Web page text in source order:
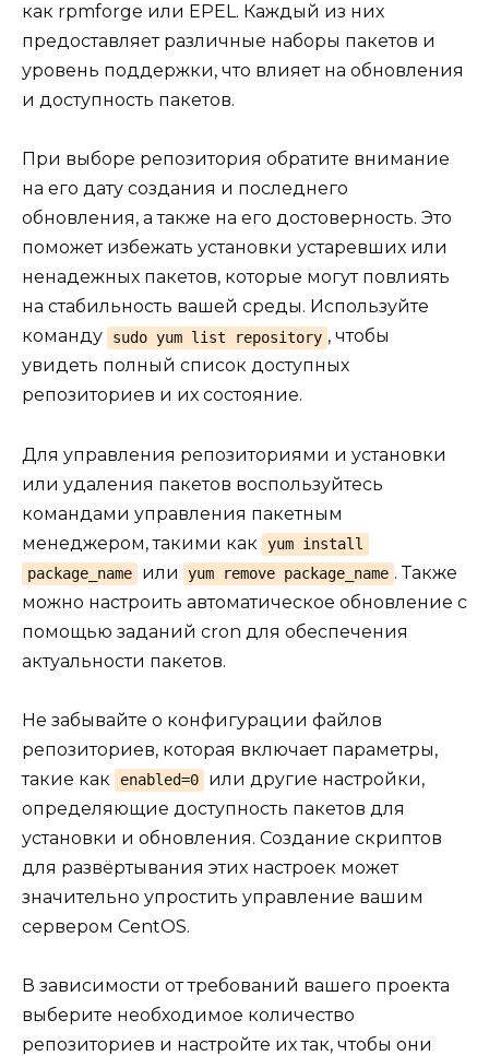
как rpmforge или EPEL. Каждый из них
предоставляет различные наборы пакетов и
уровень поддержки, что влияет на обновления
и доступность пакетов.
При выборе репозитория обратите внимание
на его дату создания и последнего
обновления, а также на его достоверность. Это
поможет избежать установки устаревших или
ненадежных пакетов, которые могут повлиять
на стабильность вашей среды. Используйте
команду
sudo yum list repository , чтобы
увидеть полный список доступных
репозиториев и их состояние.
Для управления репозиториями и установки
или удаления пакетов воспользуйтесь
командами управления пакетным
менеджером, такими как
yum install
package_name
или yum remove package_name . Также
можно настроить автоматическое обновление с
помощью заданий cron для обеспечения
актуальности пакетов.
Не забывайте о конфигурации файлов
репозиториев, которая включает параметры,
такие как
enabled=0
или другие настройки,
определяющие доступность пакетов для
установки и обновления. Создание скриптов
для развёртывания этих настроек может
значительно упростить управление вашим
сервером CentOS.
В зависимости от требований вашего проекта
выберите необходимое количество
репозиториев и настройте их так, чтобы они